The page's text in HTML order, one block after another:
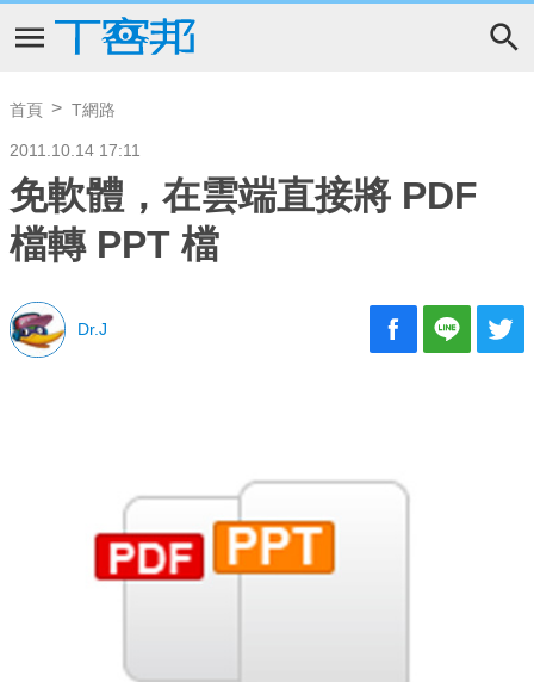
首頁 T網路
2011.10.14 17:11
免軟體，在雲端直接將 PDF
檔轉 PPT 檔
Dr.J